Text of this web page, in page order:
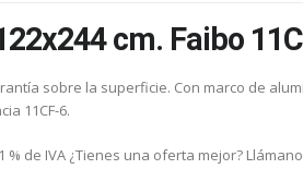
cm. Faibo
sobre la superficie. Con marco de
11CF-6.
21 % de IVA ¿Tienes una oferta mejor?